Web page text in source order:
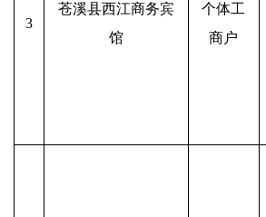
3
苍溪县西江商务宾
馆
个体工
商户